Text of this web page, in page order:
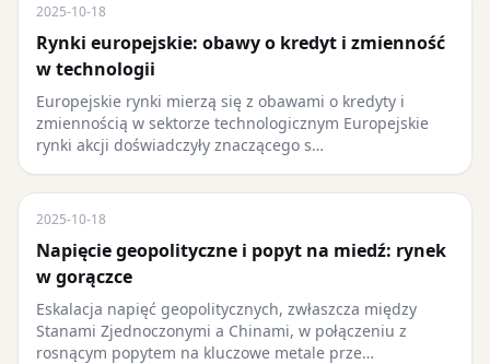
2025-10-18
Rynki europejskie: obawy o kredyt i zmienność
w technologii
Europejskie rynki mierzą się z obawami o kredyty i
zmiennością w sektorze technologicznym Europejskie
rynki akcji doświadczyły znaczącego s…
2025-10-18
Napięcie geopolityczne i popyt na miedź: rynek
w gorączce
Eskalacja napięć geopolitycznych, zwłaszcza między
Stanami Zjednoczonymi a Chinami, w połączeniu z
rosnącym popytem na kluczowe metale prze…